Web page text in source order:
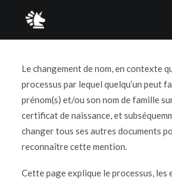
À propos
Clinique juridique
Point d’information sur l’état civil en
Liste de commissaires à l’assermentation
Quittez rapidement
Le changement de nom, en contexte
processus par lequel quelqu’un peut
prénom(s) et/ou son nom de famille
certificat de naissance, et
changer tous ses autres documents
reconnaître cette mention.
Cette page explique le processus, les